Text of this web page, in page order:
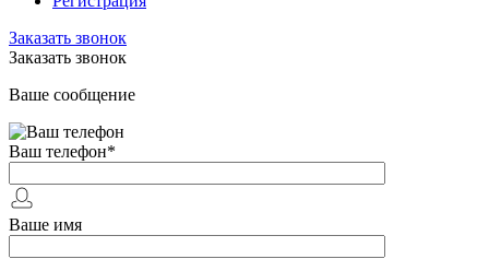
Заказать звонок
Заказать звонок
Ваше сообщение
Ваш телефон*
Ваше имя